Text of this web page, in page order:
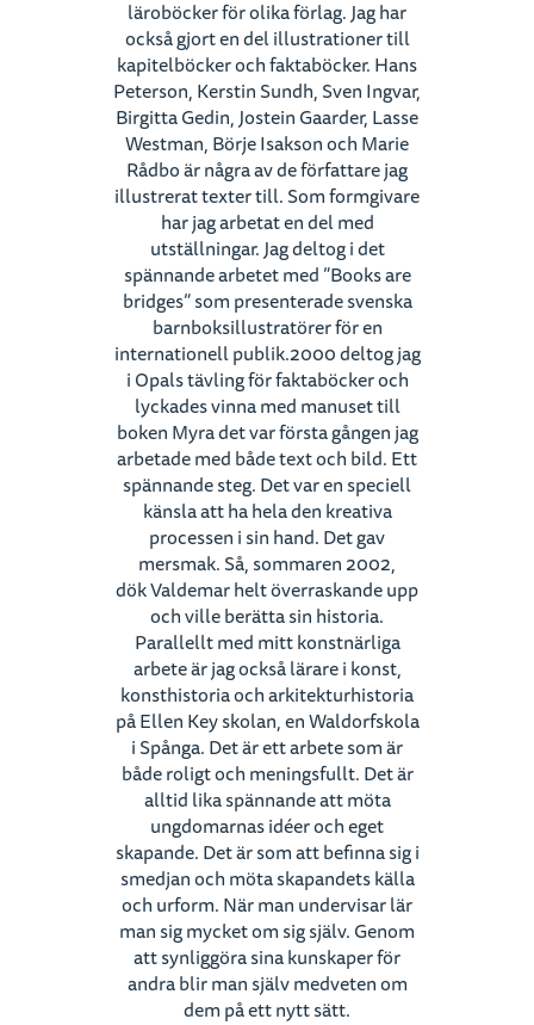
läroböcker för olika förlag. Jag har
också gjort en del illustrationer till
kapitelböcker och faktaböcker. Hans
Peterson, Kerstin Sundh, Sven Ingvar,
Birgitta Gedin, Jostein Gaarder, Lasse
Westman, Börje Isakson och Marie
Rådbo är några av de författare jag
illustrerat texter till. Som formgivare
har jag arbetat en del med
utställningar. Jag deltog i det
spännande arbetet med ”Books are
bridges” som presenterade svenska
barnboksillustratörer för en
internationell publik.2000 deltog jag
i Opals tävling för faktaböcker och
lyckades vinna med manuset till
boken Myra det var första gången jag
arbetade med både text och bild. Ett
spännande steg. Det var en speciell
känsla att ha hela den kreativa
processen i sin hand. Det gav
mersmak. Så, sommaren 2002,
dök Valdemar helt överraskande upp
och ville berätta sin historia.
Parallellt med mitt konstnärliga
arbete är jag också lärare i konst,
konsthistoria och arkitekturhistoria
på Ellen Key skolan, en Waldorfskola
i Spånga. Det är ett arbete som är
både roligt och meningsfullt. Det är
alltid lika spännande att möta
ungdomarnas idéer och eget
skapande. Det är som att befinna sig i
smedjan och möta skapandets källa
och urform. När man undervisar lär
man sig mycket om sig själv. Genom
att synliggöra sina kunskaper för
andra blir man själv medveten om
dem på ett nytt sätt.